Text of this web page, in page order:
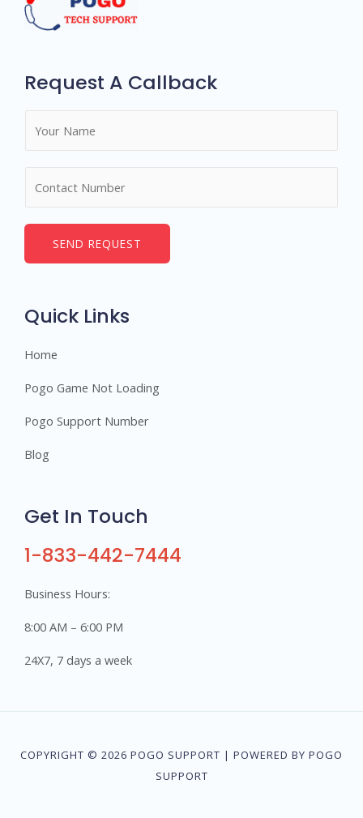
Request A Callback
*
e
SEND REQUEST
Quick Links
Home
Pogo Game Not Loading
Pogo Support Number
Blog
Get In Touch
1-833-442-7444
Business Hours:
8:00 AM – 6:00 PM
24X7, 7 days a week
COPYRIGHT © 2026 POGO SUPPORT | POWERED BY POGO
SUPPORT